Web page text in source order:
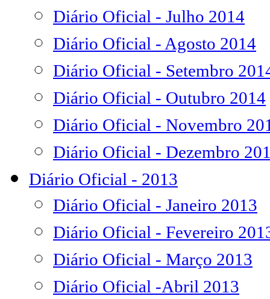
Diário Oficial - Julho 2014
Diário Oficial - Agosto 2014
Diário Oficial - Setembro
Diário Oficial - Outubro 2014
Diário Oficial - Novembro
Diário Oficial - Dezembro
Diário Oficial - 2013
Diário Oficial - Janeiro 2013
Diário Oficial - Fevereiro
Diário Oficial - Março 2013
Diário Oficial -Abril 2013